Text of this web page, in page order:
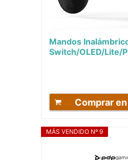
Mandos
Switch/OLED/Lite/
Función Wake,
Comprar
MÁS VENDIDO Nº 9